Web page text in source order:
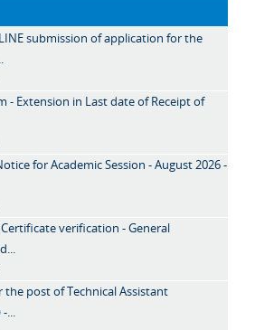
submission of application for the
- Extension in Last date of Receipt of
for Academic Session - August 2026 -
verification - General
the post of Technical Assistant
...